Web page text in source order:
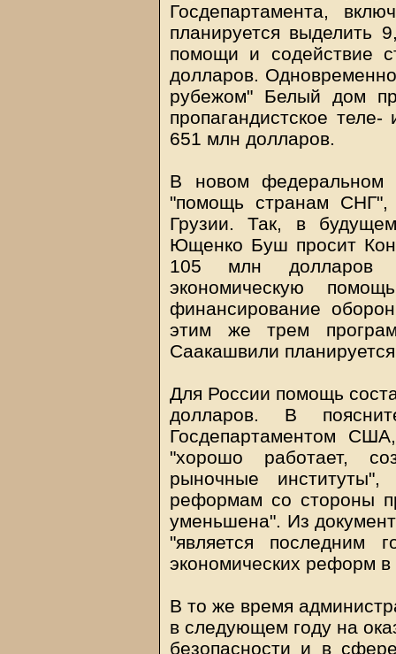
Госдепартамента,
планируется выделить
помощи и содействие
долларов.
рубежом" Белый дом
пропагандистское
651 млн долларов.
В новом
"помощь странам
Грузии. Так, в
Ющенко Буш просит
105 млн долларов
экономическую
финансирование
этим же трем
Саакашвили
Для России помощь
долларов. В
Госдепартаментом
"хорошо работает,
рыночные
реформам со стороны
уменьшена". Из
"является последним
экономических реформ в
В то же время
в следующем году на
безопасности и в